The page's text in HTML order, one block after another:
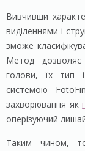
Вивчивши
виділеннями і
зможе
Метод дозволяє
голови, їх тип
системою
захворювання як
оперізуючий
Таким чином,